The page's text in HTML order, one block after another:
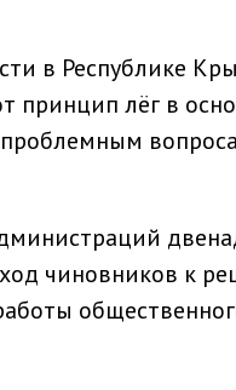
в Республике
принцип лёг в
чиновников к